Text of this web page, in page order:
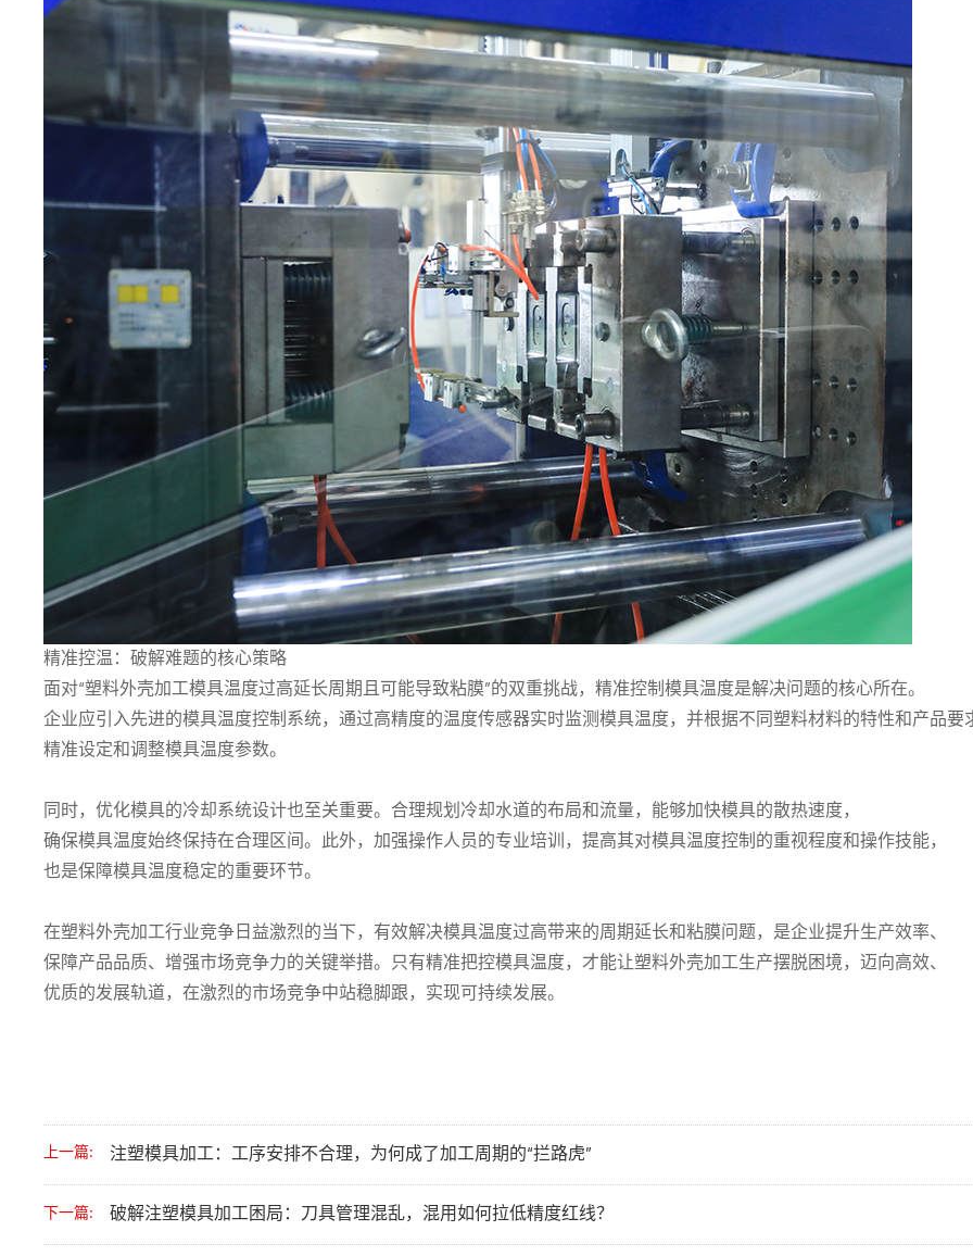
精准控温：破解难题的核心策略
面对“塑料外壳加工模具温度过高延长周期且可能导致粘膜”的双重挑战，精准控制模具温度是解决问题的核心所在。
企业应引入先进的模具温度控制系统，通过高精度的温度传感器实时监测模具温度，并根据不同塑料材料的特性和产品要
精准设定和调整模具温度参数。
同时，优化模具的冷却系统设计也至关重要。合理规划冷却水道的布局和流量，能够加快模具的散热速度，
确保模具温度始终保持在合理区间。此外，加强操作人员的专业培训，提高其对模具温度控制的重视程度和操作技能，
也是保障模具温度稳定的重要环节。
在塑料外壳加工行业竞争日益激烈的当下，有效解决模具温度过高带来的周期延长和粘膜问题，是企业提升生产效率、
保障产品品质、增强市场竞争力的关键举措。只有精准把控模具温度，才能让塑料外壳加工生产摆脱困境，迈向高效、
优质的发展轨道，在激烈的市场竞争中站稳脚跟，实现可持续发展。
上一篇: 注塑模具加工：工序安排不合理，为何成了加工周期的“拦路虎”
下一篇: 破解注塑模具加工困局：刀具管理混乱，混用如何拉低精度红线？